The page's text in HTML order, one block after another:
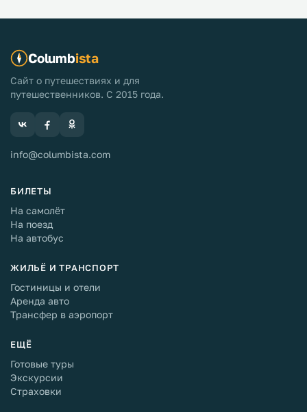
Columbista
Сайт о путешествиях и для
путешественников. С 2015 года.
info@columbista.com
БИЛЕТЫ
На самолёт
На поезд
На автобус
ЖИЛЬЁ И ТРАНСПОРТ
Гостиницы и отели
Аренда авто
Трансфер в аэропорт
ЕЩЁ
Готовые туры
Экскурсии
Страховки